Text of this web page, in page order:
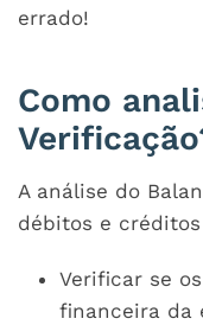
errado!
Como
A análise do
débitos e
Verificar se
financeira da